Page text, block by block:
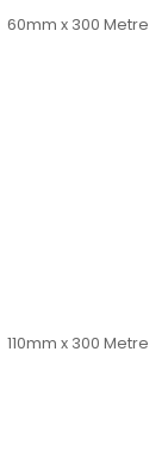
60mm x 300 Metre
110mm x 300 Metre